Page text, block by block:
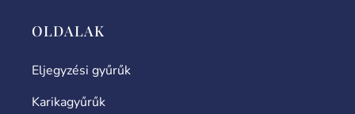
OLDALAK
Eljegyzési gyűrűk
Karikagyűrűk